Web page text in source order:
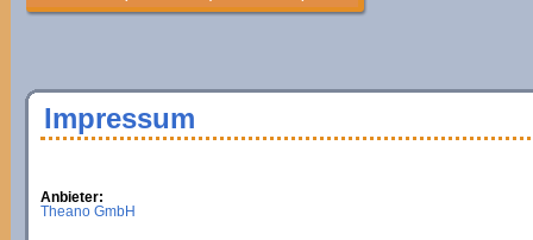
Impressum
Anbieter:
Theano GmbH